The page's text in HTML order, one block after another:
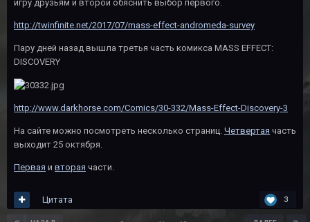
игру друзьям и второй обяснить выбор первого.
http://twinfinite.net/2017/07/mass-effect-andromeda-survey
Пару дней назад вышла третья часть комикса MASS EFFECT:
DISCOVERY
http://www.darkhorse.com/Comics/30-332/Mass-Effect-Discovery-3
На сайте можно посмотреть несколько страниц. Четвертая часть
выходит 25 октября.
Первая и вторая части.
3
Цитата